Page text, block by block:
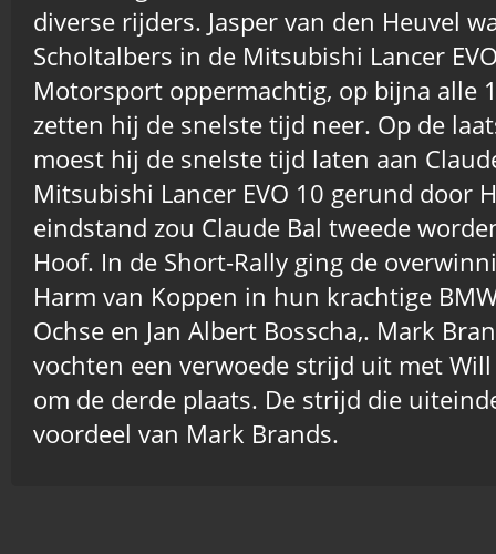
diverse rijders. Jasper van den Heuvel
Scholtalbers in de Mitsubishi Lancer
Motorsport oppermachtig, op bijna alle
zetten hij de snelste tijd neer. Op de
moest hij de snelste tijd laten aan
Mitsubishi Lancer EVO 10 gerund door
eindstand zou Claude Bal tweede
Hoof. In de Short-Rally ging de
Harm van Koppen in hun krachtige
Ochse en Jan Albert Bosscha,. Mark
vochten een verwoede strijd uit met
om de derde plaats. De strijd die
voordeel van Mark Brands.